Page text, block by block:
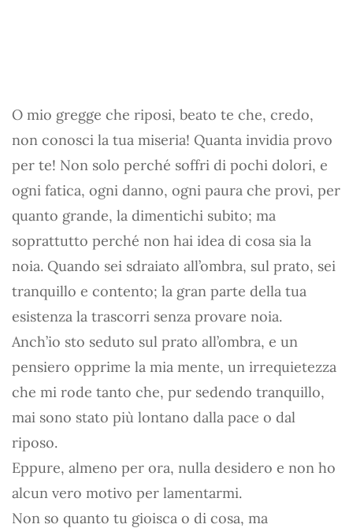
O mio gregge che riposi, beato te che, credo,
non conosci la tua miseria! Quanta invidia provo
per te! Non solo perché soffri di pochi dolori, e
ogni fatica, ogni danno, ogni paura che provi, per
quanto grande, la dimentichi subito; ma
soprattutto perché non hai idea di cosa sia la
noia. Quando sei sdraiato all’ombra, sul prato, sei
tranquillo e contento; la gran parte della tua
esistenza la trascorri senza provare noia.
Anch’io sto seduto sul prato all’ombra, e un
pensiero opprime la mia mente, un irrequietezza
che mi rode tanto che, pur sedendo tranquillo,
mai sono stato più lontano dalla pace o dal
riposo.
Eppure, almeno per ora, nulla desidero e non ho
alcun vero motivo per lamentarmi.
Non so quanto tu gioisca o di cosa, ma